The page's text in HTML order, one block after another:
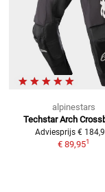
alpinestars
Techstar Arch
Adviesprijs €
€ 89,951